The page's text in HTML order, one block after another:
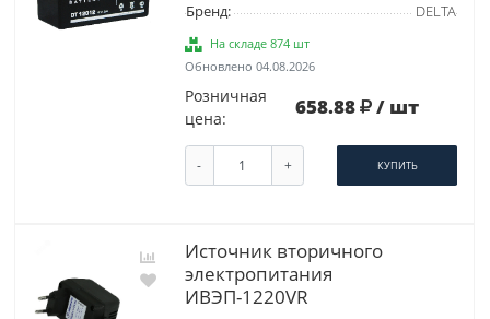
Бренд:
DELTA
На складе 874 шт
Обновлено 04.08.2026
Розничная
цена:
658.88 / шт
- + КУПИТЬ
Источник вторичного
электропитания
ИВЭП-1220VR